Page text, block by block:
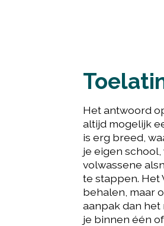
Het antwoord
altijd mogelijk
is erg breed,
je eigen
volwassene
te stappen. Het
behalen, maar
aanpak dan het
je binnen één